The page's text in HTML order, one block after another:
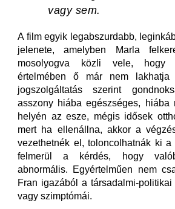
vagy sem.
A film egyik legabszurdabb,
jelenete, amelyben Marla
mosolyogva közli vele, hogy
értelmében ő már nem
jogszolgáltatás szerint
asszony hiába egészséges, hiába
helyén az esze, mégis idősek
mert ha ellenállna, akkor a
vezethetnék el, toloncolhatnák ki
felmerül a kérdés, hogy
abnormális. Egyértelműen nem
Fran igazából a társadalmi-politikai
vagy szimptómái.